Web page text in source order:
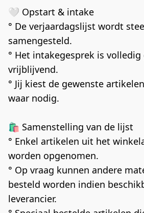
🤍 Opstart & intake
° De verjaardagslijst wordt
samengesteld.
° Het intakegesprek is
vrijblijvend.
° Jij kiest de gewenste
waar nodig.
🛍 Samenstelling van de lijst
° Enkel artikelen uit het
worden opgenomen.
° Op vraag kunnen andere
besteld worden indien
leverancier.